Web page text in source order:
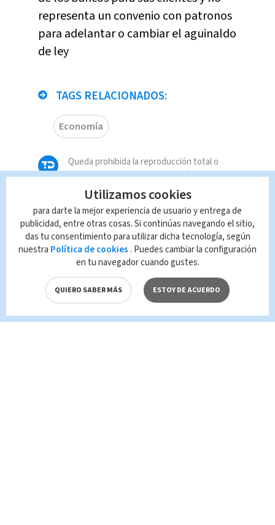
representa un convenio con patronos
para adelantar o cambiar el aguinaldo
de ley
TAGS RELACIONADOS:
Economía
Queda prohibida la reproducción total o
parcial del contenido de esta página, mismo
que es propiedad de TELEDIARIO; su
reproducción no autorizada constituye una
infracción y un delito de conformidad con las
leyes aplicables.
Utilizamos cookies
para darte la mejor experiencia de usuario y entrega de
publicidad, entre otras cosas. Si continúas navegando el sitio,
das tu consentimiento para utilizar dicha tecnología, según
nuestra Política de cookies . Puedes cambiar la configuración
en tu navegador cuando gustes.
QUIERO SABER MÁS ESTOY DE ACUERDO